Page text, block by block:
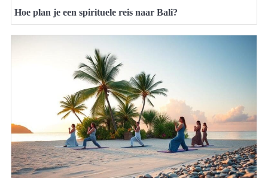
Hoe plan je een spirituele reis naar Bali?